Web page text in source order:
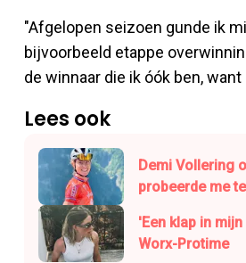
"Afgelopen seizoen gunde ik
bijvoorbeeld etappe
de winnaar die ik óók ben,
Lees ook
Demi Vollering
probeerde me
'Een klap in
Worx-Protime